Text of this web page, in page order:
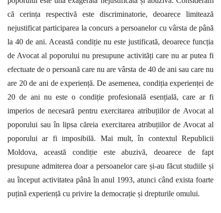
că cerința respectivă este discriminatorie, deoarece limitează
nejustificat participarea la concurs a persoanelor cu vârsta de până
la 40 de ani. Această condiție nu este justificată, deoarece funcția
de Avocat al poporului nu presupune activități care nu ar putea fi
efectuate de o persoană care nu are vârsta de 40 de ani sau care nu
are 20 de ani de experiență. De asemenea, condiția experienței de
20 de ani nu este o condiție profesională esențială, care ar fi
imperios de necesară pentru exercitarea atribuțiilor de Avocat al
poporului sau în lipsa căreia exercitarea atribuțiilor de Avocat al
poporului ar fi imposibilă. Mai mult, în contextul Republicii
Moldova, această condiție este abuzivă, deoarece de fapt
presupune admiterea doar a persoanelor care și-au făcut studiile și
au început activitatea până în anul 1993, atunci când exista foarte
puțină experiență cu privire la democrație și drepturile omului.